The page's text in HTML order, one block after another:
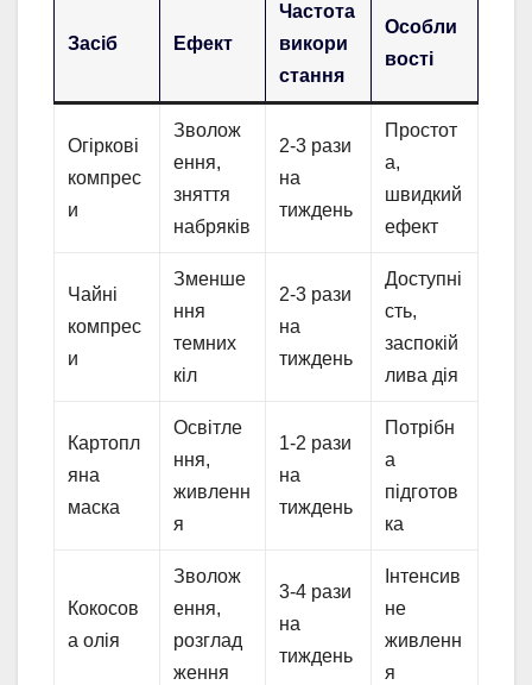
Засіб Ефект
Частота
викори
стання
Особли
вості
Огіркові
компрес
и
Зволож
ення,
зняття
набряків
2-3 рази
на
тиждень
Простот
а,
швидкий
ефект
Чайні
компрес
и
Зменше
ння
темних
кіл
2-3 рази
на
тиждень
Доступні
сть,
заспокій
лива дія
Картопл
яна
маска
Освітле
ння,
живленн
я
1-2 рази
на
тиждень
Потрібн
а
підготов
ка
Кокосов
а олія
Зволож
ення,
розглад
ження
3-4 рази
на
тиждень
Інтенсив
не
живленн
я